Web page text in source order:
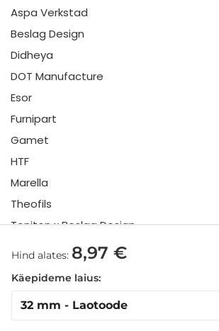
Hind alates: 8,97 €
Käepideme laius:
Aspa Verkstad
Beslag Design
Didheya
DOT Manufacture
Esor
Furnipart
Gamet
HTF
Marella
Theofils
Toniton x Beslag Design
Viefe